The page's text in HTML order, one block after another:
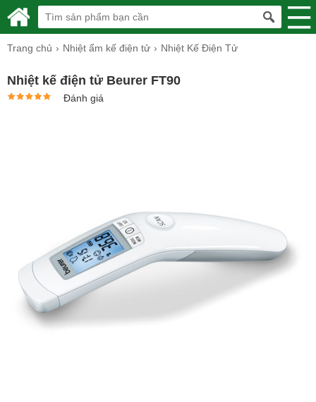
Trang chủ Nhiệt ẩm kế điện tử Nhiệt Kế Điện Tử
Nhiệt kế điện tử Beurer FT90
Đánh giá